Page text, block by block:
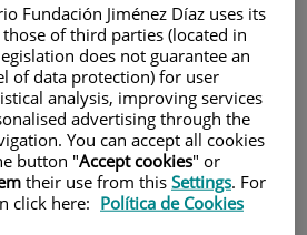
visitantes
Fundación Jiménez Díaz uses its
of third parties (located in
does not guarantee an
of data protection) for user
analysis, improving services
advertising through the
You can accept all cookies
button "Accept cookies" or
their use from this Settings. For
click here: Política de Cookies